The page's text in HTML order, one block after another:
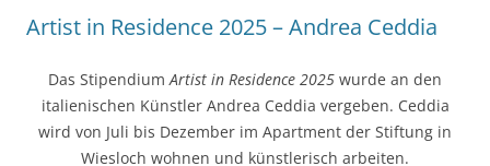
Artist in Residence 2025 – Andrea Ceddia
Das StipendiumArtist in Residence 2025 wurde an den
italienischen Künstler Andrea Ceddia vergeben. Ceddia
wird von Juli bis Dezember im Apartment der Stiftung in
Wiesloch wohnen und künstlerisch arbeiten.